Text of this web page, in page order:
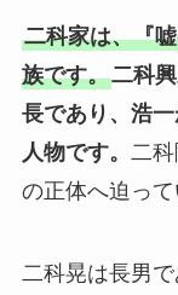
二科家は、『
族です。二科
長であり、浩
人物です。
二
の正体へ迫って
二科晃は長男